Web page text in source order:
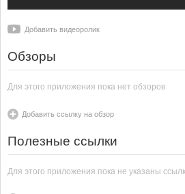
Добавить видеоролик
Обзоры
Для этого приложения пока нет обзоров
Добавить ссылку на обзор
Полезные ссылки
Для этого приложения пока не указаны